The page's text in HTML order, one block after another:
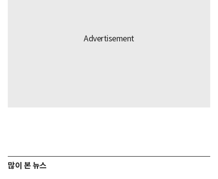
많이 본 뉴스